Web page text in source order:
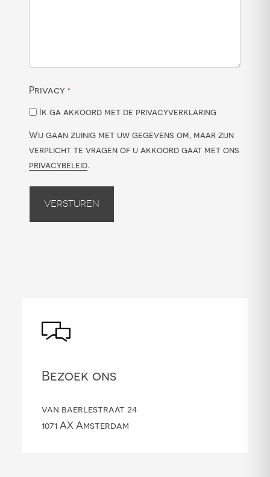
Privacy *
Ik ga akkoord met de privacyverklaring
Wij gaan zuinig met uw gegevens om, maar zijn
verplicht te vragen of u akkoord gaat met ons
privacybeleid.
Versturen
Bezoek ons
van baerlestraat 24
1071 AX Amsterdam